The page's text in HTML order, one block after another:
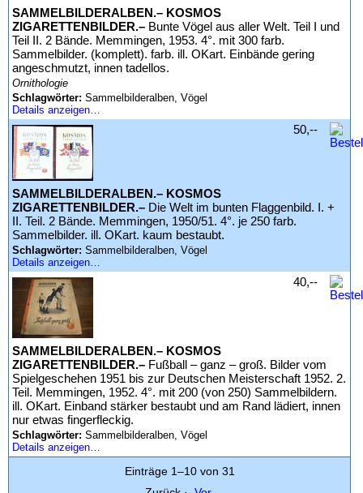
SAMMELBILDERALBEN.– KOSMOS
ZIGARETTENBILDER.– Bunte Vögel aus aller Welt. Teil I und
Teil II. 2 Bände. Memmingen, 1953. 4°. mit 300 farb.
Sammelbilder. (komplett). farb. ill. OKart. Einbände gering
angeschmutzt, innen tadellos.
Ornithologie
Schlagwörter: Sammelbilderalben, Vögel
Details anzeigen…
SAMMELBILDERALBEN.– KOSMOS
ZIGARETTENBILDER.– Die Welt im bunten Flaggenbild. I. +
II. Teil. 2 Bände. Memmingen, 1950/51. 4°. je 250 farb.
Sammelbilder. ill. OKart. kaum bestaubt.
Schlagwörter: Sammelbilderalben, Vögel
Details anzeigen…
50,--
SAMMELBILDERALBEN.– KOSMOS
ZIGARETTENBILDER.– Fußball – ganz – groß. Bilder vom
Spielgeschehen 1951 bis zur Deutschen Meisterschaft 1952. 2.
Teil. Memmingen, 1952. 4°. mit 200 (von 250) Sammelbildern.
ill. OKart. Einband stärker bestaubt und am Rand lädiert, innen
nur etwas fingerfleckig.
Schlagwörter: Sammelbilderalben, Vögel
Details anzeigen…
40,--
Einträge 1–10 von 31